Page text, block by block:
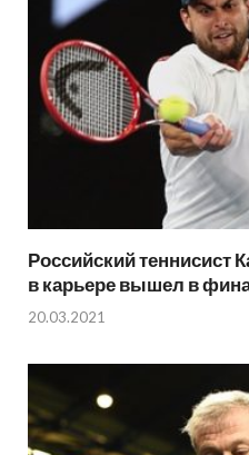
Российский теннисист
в карьере вышел в
20.03.2021